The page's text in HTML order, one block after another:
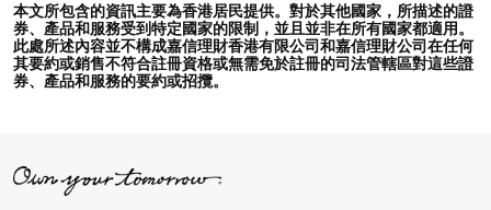
本文所包含的資訊主要為香港居民提供。對於其他國家，所描述的證
券、產品和服務受到特定國家的限制，並且並非在所有國家都適用。
此處所述內容並不構成嘉信理財香港有限公司和嘉信理財公司在任何
其要約或銷售不符合註冊資格或無需免於註冊的司法管轄區對這些證
券、產品和服務的要約或招攬。